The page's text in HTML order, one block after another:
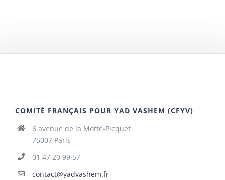
COMITÉ FRANÇAIS POUR YAD VASHEM (CFYV)
6 avenue de la Motte-Picquet
75007 Paris
01 47 20 99 57
contact@yadvashem.fr